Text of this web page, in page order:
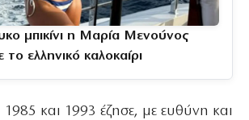
μπικίνι η Μαρία Μενούνος
ελληνικό καλοκαίρι
και 1993 έζησε, με ευθύνη και